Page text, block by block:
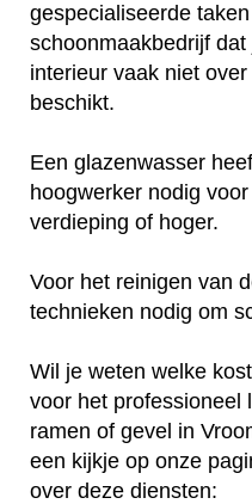
gespecialiseerde
schoonmaakbedrijf
interieur vaak niet
beschikt.
Een glazenwasser
hoogwerker nodig
verdieping of hoger.
Voor het reinigen van
technieken nodig om
Wil je weten welke
voor het professioneel
ramen of gevel in
een kijkje op onze
over deze diensten: